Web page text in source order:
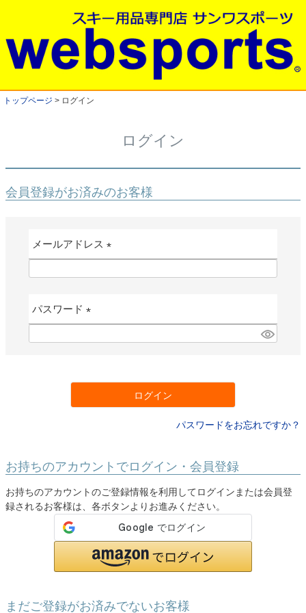
トップページ ログイン
ログイン
会員登録がお済みのお客様
メールアドレス
(
必
パスワード
(
必
ログイン
パスワードをお忘れですか？
お持ちのアカウントでログイン・会員登録
お持ちのアカウントのご登録情報を利用してログインまたは会員登
録されるお客様は、各ボタンよりお進みください。
まだご登録がお済みでないお客様